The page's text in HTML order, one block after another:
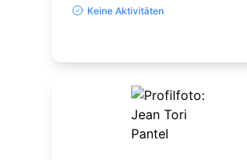
Keine Aktivitäten